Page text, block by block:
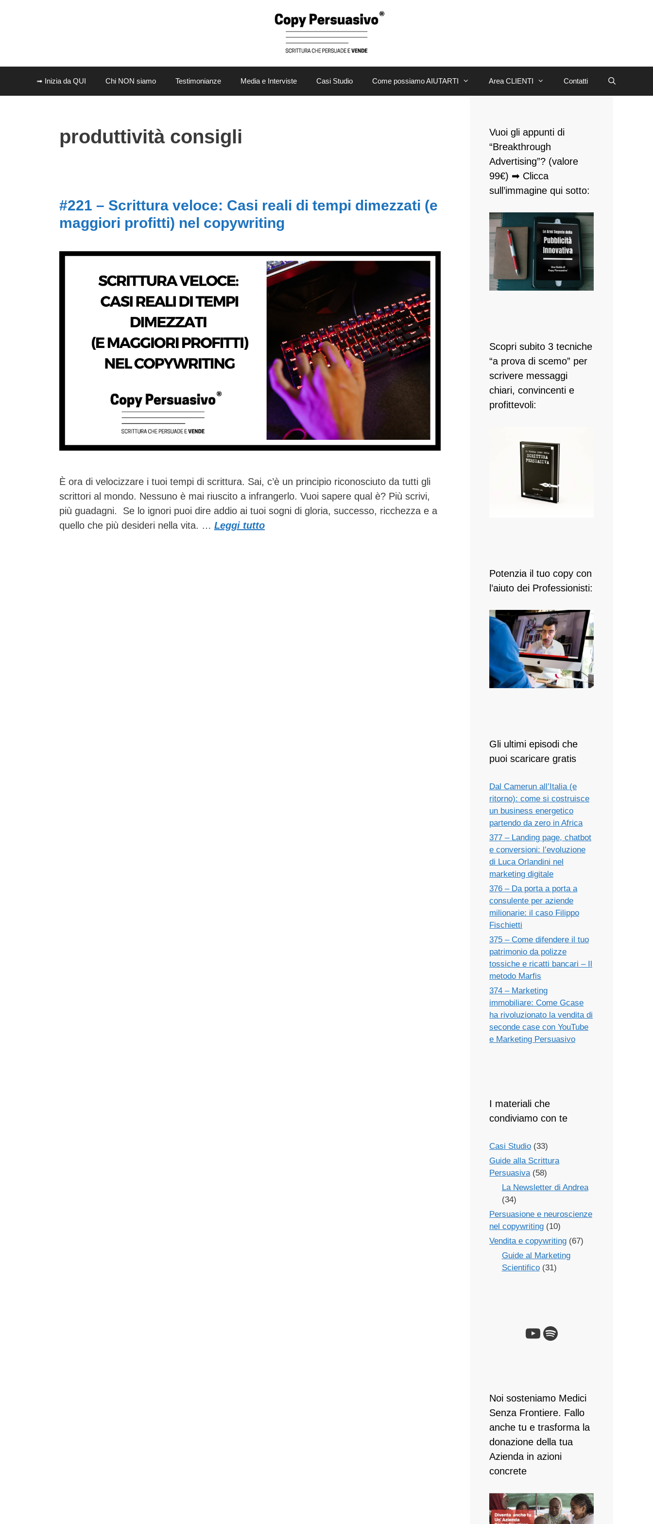
➟ Inizia da QUI Chi NON siamo Testimonianze Media e Interviste Casi Studio Come possiamo AIUTARTI Area CLIENTI Contatti
produttività consigli
#221 – Scrittura veloce: Casi reali di tempi dimezzati (e
maggiori profitti) nel copywriting
È ora di velocizzare i tuoi tempi di scrittura. Sai, c’è un principio riconosciuto da tutti gli
scrittori al mondo. Nessuno è mai riuscito a infrangerlo. Vuoi sapere qual è? Più scrivi,
più guadagni. Se lo ignori puoi dire addio ai tuoi sogni di gloria, successo, ricchezza e a
quello che più desideri nella vita. … Leggi tutto
Vuoi gli appunti di
“Breakthrough
Advertising”? (valore
99€) ➡ Clicca
sull’immagine qui sotto:
Scopri subito 3 tecniche
“a prova di scemo” per
scrivere messaggi
chiari, convincenti e
profittevoli:
Potenzia il tuo copy con
l’aiuto dei Professionisti:
Gli ultimi episodi che
puoi scaricare gratis
Dal Camerun all’Italia (e
ritorno): come si costruisce
un business energetico
partendo da zero in Africa
377 – Landing page, chatbot
e conversioni: l’evoluzione
di Luca Orlandini nel
marketing digitale
376 – Da porta a porta a
consulente per aziende
milionarie: il caso Filippo
Fischietti
375 – Come difendere il tuo
patrimonio da polizze
tossiche e ricatti bancari – Il
metodo Marfis
374 – Marketing
immobiliare: Come Gcase
ha rivoluzionato la vendita di
seconde case con YouTube
e Marketing Persuasivo
I materiali che
condiviamo con te
Casi Studio (33)
Guide alla Scrittura
Persuasiva(58)
La Newsletter di Andrea
(34)
Persuasione e neuroscienze
nel copywriting (10)
Vendita e copywriting (67)
Guide al Marketing
Scientifico(31)
Noi sosteniamo Medici
Senza Frontiere. Fallo
anche tu e ​trasforma la
donazione della tua
Azienda in azioni
concrete